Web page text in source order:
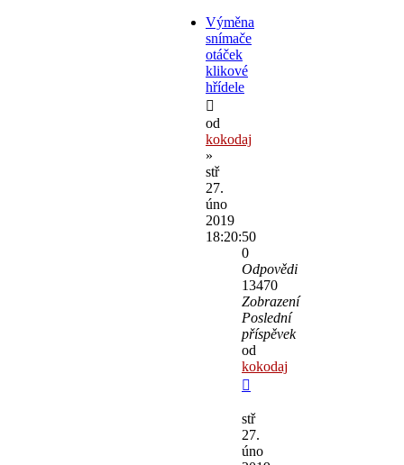
Výměna
snímače
otáček
klikové
hřídele
od
kokodaj
»
stř
27.
úno
2019
18:20:50
0
Odpovědi
13470
Zobrazení
Poslední
příspěvek
od
kokodaj
stř
27.
úno